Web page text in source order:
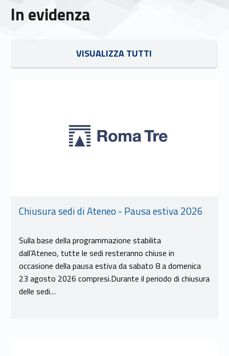
In evidenza
VISUALIZZA TUTTI
Chiusura sedi di Ateneo - Pausa estiva 2026
Sulla base della programmazione stabilita
dall’Ateneo, tutte le sedi resteranno chiuse in
occasione della pausa estiva da sabato 8 a domenica
23 agosto 2026 compresi.Durante il periodo di chiusura
delle sedi…